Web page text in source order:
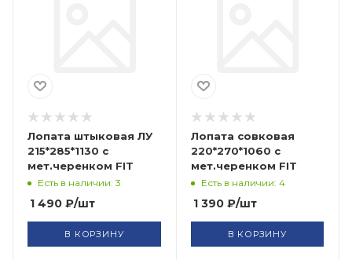
Лопата штыковая ЛУ
215*285*1130 с
мет.черенком FIT
Есть в наличии: 3
1 490 ₽/шт
В КОРЗИНУ
Лопата совковая
220*270*1060 с
мет.черенком FIT
Есть в наличии: 4
1 390₽/шт
В КОРЗИНУ